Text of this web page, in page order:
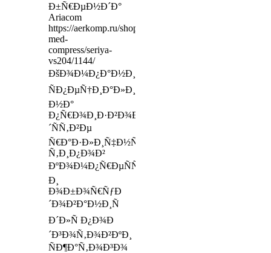
Ð±Ñ€ÐµÐ½Ð´Ð°
Ariacom
https://aerkomp.ru/shop/kompressoryi/bezmasl-
med-
compress/seriya-
vs204/1144/
ÐšÐ¾Ð¼Ð¿Ð°Ð½Ð¸Ñ
ÑÐ¿ÐµÑ†Ð¸Ð°Ð»Ð¸Ð·Ð¸Ñ€ÑƒÐµÑ‚ÑÑ
Ð½Ð°
Ð¿Ñ€Ð¾Ð¸Ð·Ð²Ð¾Ð
´ÑÑ‚Ð²Ðµ
Ñ€Ð°Ð·Ð»Ð¸Ñ‡Ð½Ñ‹Ñ…
Ñ‚Ð¸Ð¿Ð¾Ð²
ÐºÐ¾Ð¼Ð¿Ñ€ÐµÑÑÐ¾Ñ€Ð¾Ð²
Ð¸
Ð¾Ð±Ð¾Ñ€ÑƒÐ
´Ð¾Ð²Ð°Ð½Ð¸Ñ
Ð´Ð»Ñ Ð¿Ð¾Ð
´Ð³Ð¾Ñ‚Ð¾Ð²ÐºÐ¸
ÑÐ¶Ð°Ñ‚Ð¾Ð³Ð¾